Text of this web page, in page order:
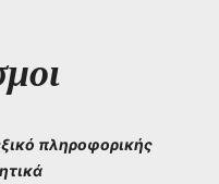
πληροφορικής